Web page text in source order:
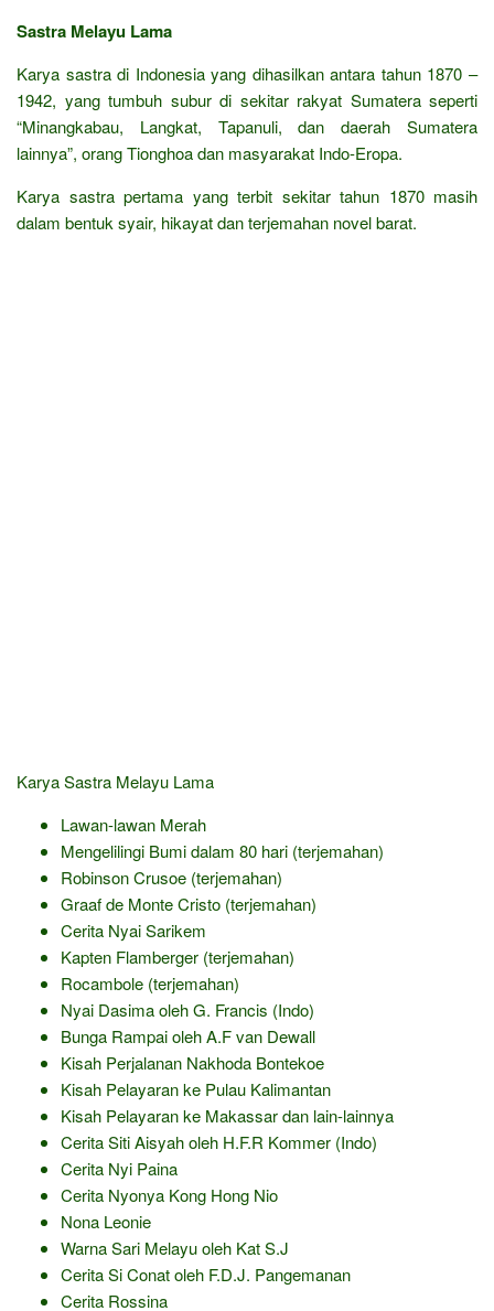
Sastra Melayu Lama
Karya sastra di Indonesia yang dihasilkan antara tahun 1870 –
1942, yang tumbuh subur di sekitar rakyat Sumatera seperti
“Minangkabau, Langkat, Tapanuli, dan daerah Sumatera
lainnya”, orang Tionghoa dan masyarakat Indo-Eropa.
Karya sastra pertama yang terbit sekitar tahun 1870 masih
dalam bentuk syair, hikayat dan terjemahan novel barat.
Karya Sastra Melayu Lama
Lawan-lawan Merah
Mengelilingi Bumi dalam 80 hari (terjemahan)
Robinson Crusoe (terjemahan)
Graaf de Monte Cristo (terjemahan)
Cerita Nyai Sarikem
Kapten Flamberger (terjemahan)
Rocambole (terjemahan)
Nyai Dasima oleh G. Francis (Indo)
Bunga Rampai oleh A.F van Dewall
Kisah Perjalanan Nakhoda Bontekoe
Kisah Pelayaran ke Pulau Kalimantan
Kisah Pelayaran ke Makassar dan lain-lainnya
Cerita Siti Aisyah oleh H.F.R Kommer (Indo)
Cerita Nyi Paina
Cerita Nyonya Kong Hong Nio
Nona Leonie
Warna Sari Melayu oleh Kat S.J
Cerita Si Conat oleh F.D.J. Pangemanan
Cerita Rossina